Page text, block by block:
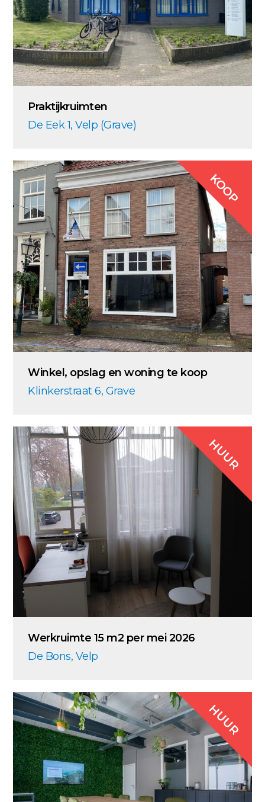
Praktijkruimten
De Eek 1, Velp (Grave)
Winkel, opslag en woning te koop
Klinkerstraat 6, Grave
KOOP
Werkruimte 15 m2 per mei 2026
De Bons, Velp
HUUR
HUUR